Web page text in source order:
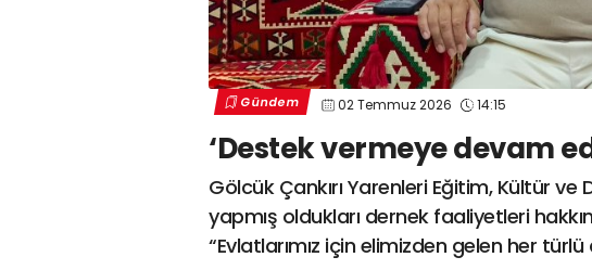
Gündem 02 Temmuz 2026 14:15
‘Destek vermeye devam
Gölcük Çankırı Yarenleri Eğitim, Kültür
yapmış oldukları dernek faaliyetleri
“Evlatlarımız için elimizden gelen her